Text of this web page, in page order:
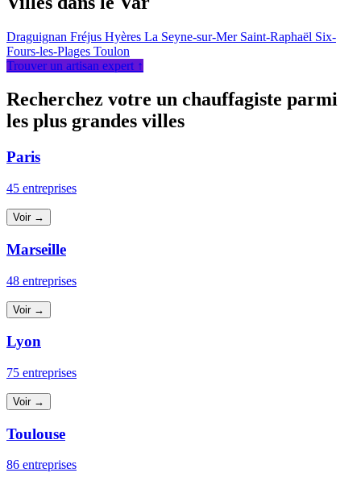
Draguignan Fréjus Hyères La Seyne-sur-Mer Saint-Raphaël Six-
Fours-les-Plages Toulon
Trouver un artisan expert ↑
Recherchez votre un chauffagiste parmi
les plus grandes villes
Paris
45 entreprises
Voir →
Marseille
48 entreprises
Voir →
Lyon
75 entreprises
Voir →
Toulouse
86 entreprises